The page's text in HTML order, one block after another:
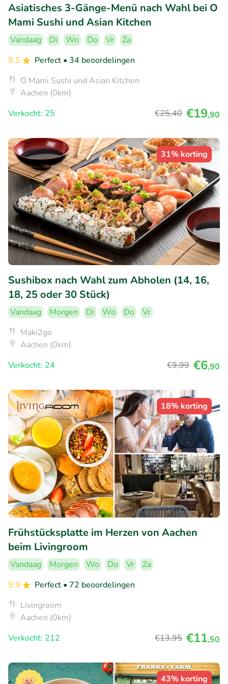
Asiatisches 3-Gänge-Menü nach Wahl bei O
Mami Sushi und Asian Kitchen
Vandaag Di Wo Do Vr
Za
9.5
Perfect • 34 beoordelingen
O Mami Sushi und Asian Kitchen
Aachen (0km)
Verkocht: 25
€25,40 €19,90
31% korting
Sushibox nach Wahl zum Abholen (14, 16,
18, 25 oder 30 Stück)
Vandaag Morgen Di Wo Do
Vr
Maki2go
Aachen (0km)
Verkocht: 24
€9,99 €6,90
18% korting
Frühstücksplatte im Herzen von Aachen
beim Livingroom
Vandaag Morgen Wo Do Vr
Za
9.9
Perfect • 72 beoordelingen
Livingroom
Aachen (0km)
Verkocht: 212
€13,95 €11,50
43% korting